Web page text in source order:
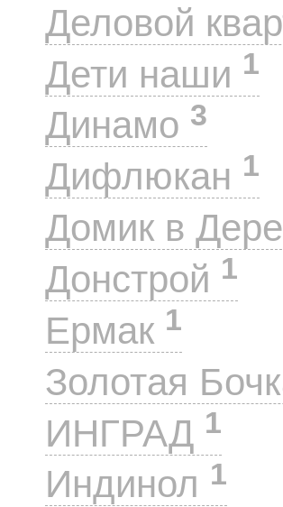
Деловой
Дети наши 1
Динамо 3
Дифлюкан 1
Домик в
Донстрой 1
Ермак 1
Золотая
ИНГРАД 1
Индинол 1